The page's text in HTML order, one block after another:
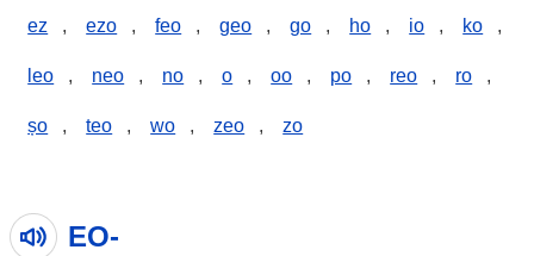
ez , ezo , feo , geo , go , ho , io , ko ,
leo , neo , no , o , oo , po , reo , ro ,
șo , teo , wo , zeo , zo
EO-